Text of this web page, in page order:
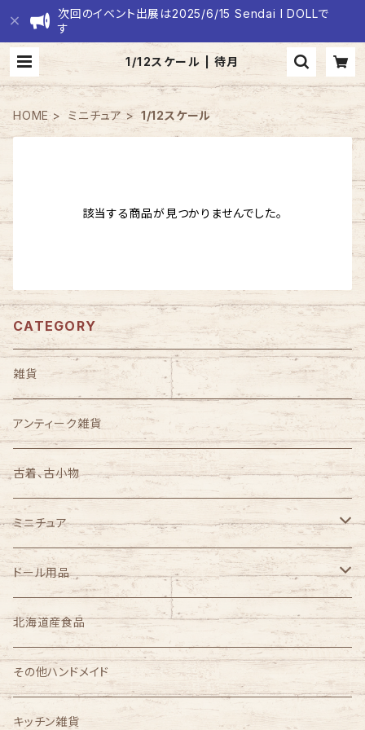
次回のイベント出展は2025/6/15 Sendai I DOLLで
す
1/12スケール | 待月
HOME ミニチュア 1/12スケール
該当する商品が見つかりませんでした。
CATEGORY
雑貨
アンティーク雑貨
古着、古小物
ミニチュア
1/3スケール
1/4スケール
1/6スケール
1/12スケール
ドール用品
完成品ドールセット
azone
オビツ製作所
北海道産食品
その他ハンドメイド
キッチン雑貨